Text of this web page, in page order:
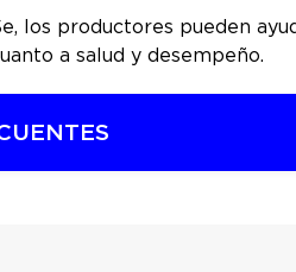
los productores pueden
a salud y desempeño.